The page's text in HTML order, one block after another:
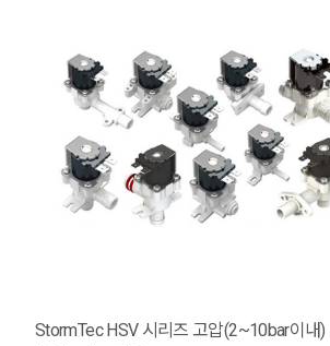
StormTec HSV 시리즈 고압(2~10bar이내)